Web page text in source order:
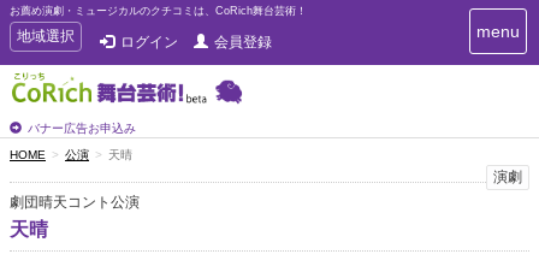
お薦め演劇・ミュージカルのクチコミは、CoRich舞台芸術！
T
o
g
g
e
n
a
v
i
g
地域選択 ログイン 会員登録
バナー広告お申込み
T
o
i
menu
HOME 公演 天晴
演劇
劇団晴天コント公演
天晴